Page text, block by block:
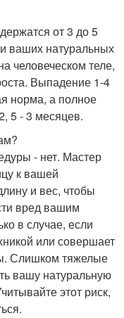
от 3 до 5
ваших натуральных
человеческом теле,
Выпадение 1-4
норма, а полное
5 - 3 месяцев.
- нет. Мастер
к вашей
и вес, чтобы
вред вашим
в случае, если
или совершает
Слишком тяжелые
вашу натуральную
этот риск,